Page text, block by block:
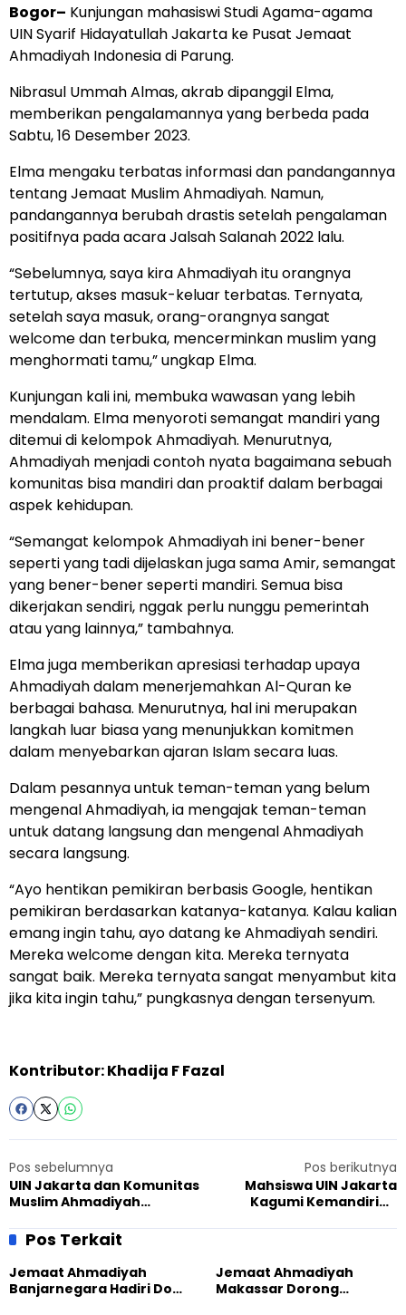
Bogor– Kunjungan mahasiswi Studi Agama-agama
UIN Syarif Hidayatullah Jakarta ke Pusat Jemaat
Ahmadiyah Indonesia di Parung.
Nibrasul Ummah Almas, akrab dipanggil Elma,
memberikan pengalamannya yang berbeda pada
Sabtu, 16 Desember 2023.
Elma mengaku terbatas informasi dan pandangannya
tentang Jemaat Muslim Ahmadiyah. Namun,
pandangannya berubah drastis setelah pengalaman
positifnya pada acara Jalsah Salanah 2022 lalu.
“Sebelumnya, saya kira Ahmadiyah itu orangnya
tertutup, akses masuk-keluar terbatas. Ternyata,
setelah saya masuk, orang-orangnya sangat
welcome dan terbuka, mencerminkan muslim yang
menghormati tamu,” ungkap Elma.
Kunjungan kali ini, membuka wawasan yang lebih
mendalam. Elma menyoroti semangat mandiri yang
ditemui di kelompok Ahmadiyah. Menurutnya,
Ahmadiyah menjadi contoh nyata bagaimana sebuah
komunitas bisa mandiri dan proaktif dalam berbagai
aspek kehidupan.
“Semangat kelompok Ahmadiyah ini bener-bener
seperti yang tadi dijelaskan juga sama Amir, semangat
yang bener-bener seperti mandiri. Semua bisa
dikerjakan sendiri, nggak perlu nunggu pemerintah
atau yang lainnya,” tambahnya.
Elma juga memberikan apresiasi terhadap upaya
Ahmadiyah dalam menerjemahkan Al-Quran ke
berbagai bahasa. Menurutnya, hal ini merupakan
langkah luar biasa yang menunjukkan komitmen
dalam menyebarkan ajaran Islam secara luas.
Dalam pesannya untuk teman-teman yang belum
mengenal Ahmadiyah, ia mengajak teman-teman
untuk datang langsung dan mengenal Ahmadiyah
secara langsung.
“Ayo hentikan pemikiran berbasis Google, hentikan
pemikiran berdasarkan katanya-katanya. Kalau kalian
emang ingin tahu, ayo datang ke Ahmadiyah sendiri.
Mereka welcome dengan kita. Mereka ternyata
sangat baik. Mereka ternyata sangat menyambut kita
jika kita ingin tahu,” pungkasnya dengan tersenyum.
Kontributor: Khadija F Fazal
Pos sebelumnya
UIN Jakarta dan Komunitas
Muslim Ahmadiyah
Bangun Perdamaian
Pos berikutnya
Mahsiswa UIN Jakarta
Kagumi Kemandirian
Komunitas Muslim di
Pos Terkait
Jemaat Ahmadiyah
Banjarnegara Hadiri Doa
Jemaat Ahmadiyah
Makassar Dorong